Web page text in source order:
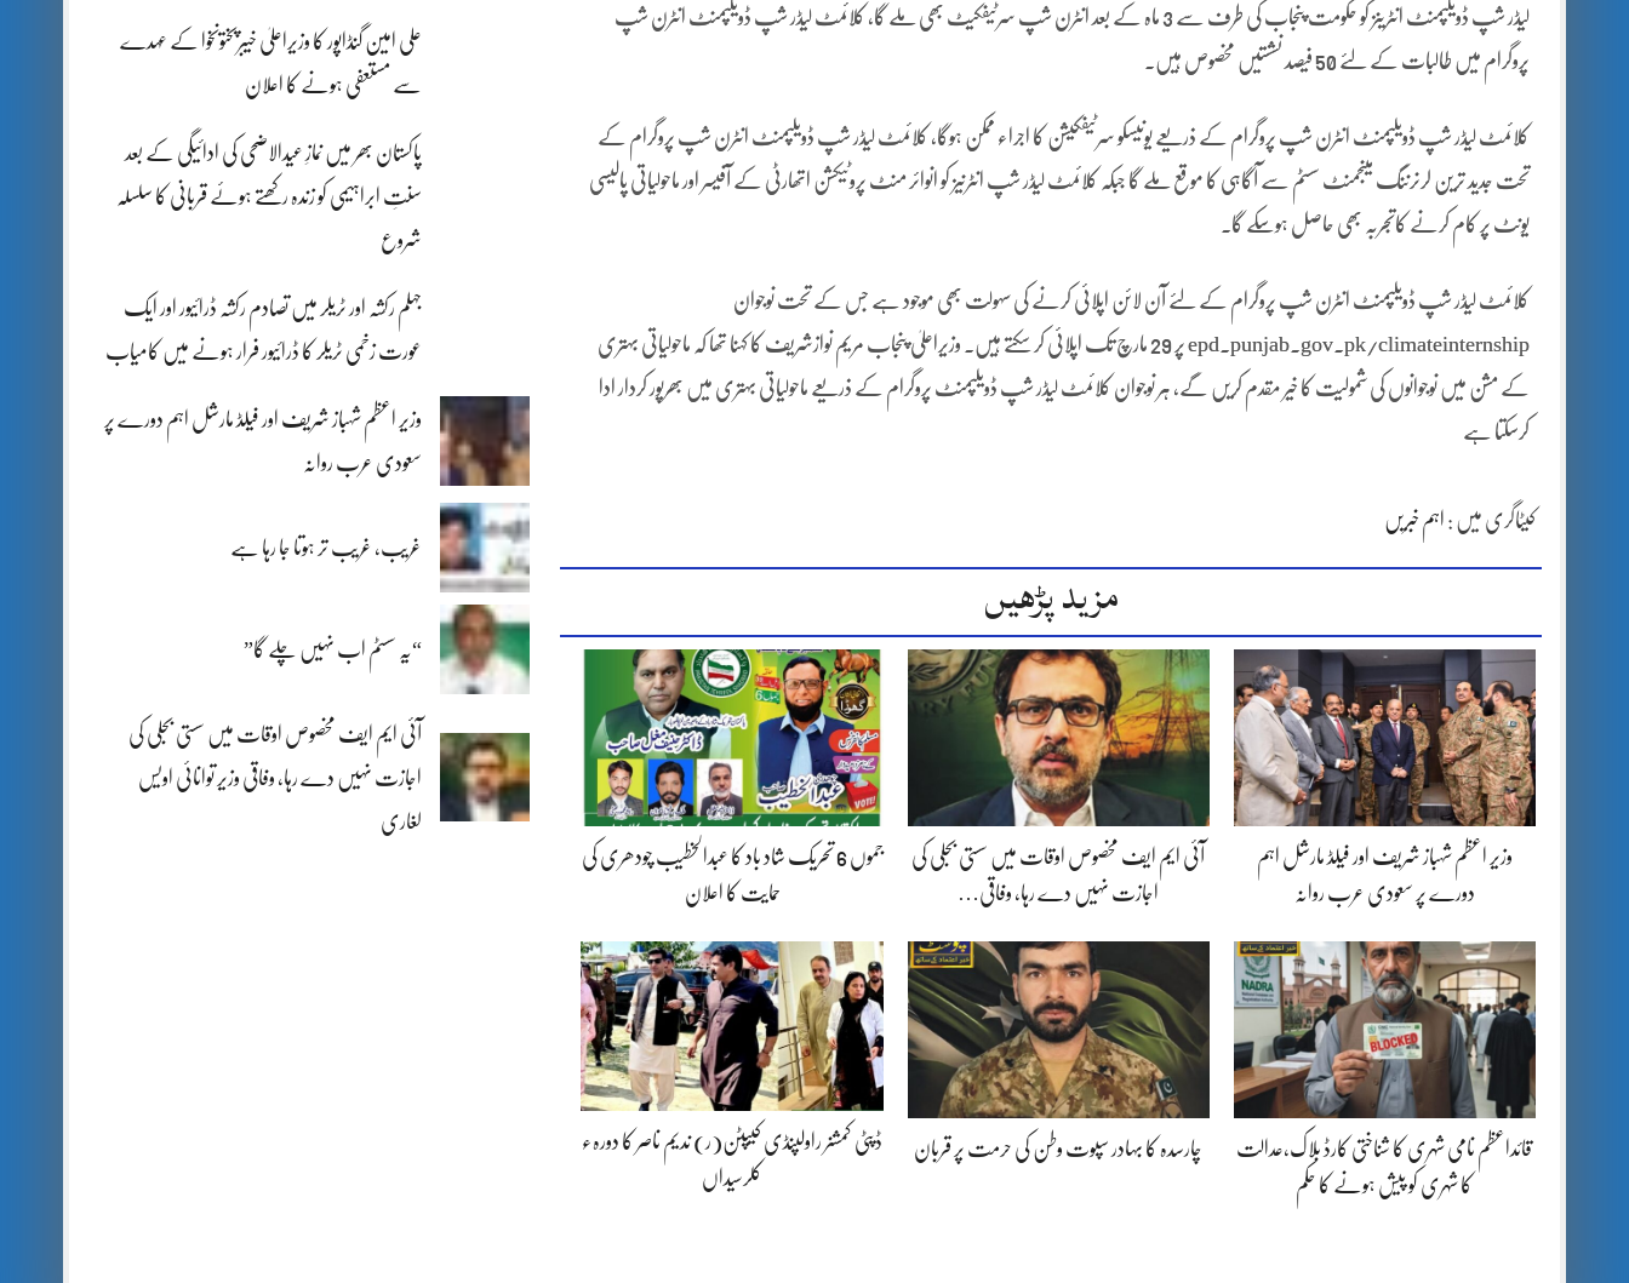
علی امین گنڈاپور کا وزیراعلیٰ خیبرپختونخوا کے عہدے
سے مستعفی ہونے کا اعلان
پاکستان بھر میں نمازِ عیدالاضحی کی ادائیگی کے بعد
سنتِ ابراہیمی کو زندہ رکھتے ہوئے قربانی کا سلسلہ
شروع
جہلم رکشہ اور ٹریلر میں تصادم رکشہ ڈرائیور اور ایک
عورت زخمی ٹریلر کا ڈرائیور فرار ہونے میں کامیاب
وزیر اعظم شہباز شریف اور فیلڈ مارشل اہم دورے پر
سعودی عرب روانہ
غریب، غریب تر ہوتا جا رہا ہے
“یہ سسٹم اب نہیں چلے گا”
آئی ایم ایف مخصوص اوقات میں سستی بجلی کی
اجازت نہیں دے رہا، وفاقی وزیر توانائی اویس
لغاری
لیڈر شپ ڈویلپمنٹ انٹرینز کو حکومت پنجاب کی طرف سے 3 ماہ کے بعد انٹرن شپ سرٹیفکیٹ بھی ملے گا، کلائمٹ لیڈر شپ ڈویلپمنٹ انٹرن شپ
پروگرام میں طالبات کے لئے 50 فیصد نشستیں مخصوص ہیں۔
کلائمٹ لیڈر شپ ڈویلپمنٹ انٹرن شپ پروگرام کے ذریعے یونیسکو سرٹیفکیشن کا اجراء ممکن ہوگا، کلائمٹ لیڈر شپ ڈویلپمنٹ انٹرن شپ پروگرام کے
تحت جدید ترین لرنرننگ مینجمنٹ سسٹم سے آگاہی کا موقع ملے گا جبکہ کلائمٹ لیڈر شپ انٹرنیز کو انوائر منٹ پروٹیکشن اتھارٹی کے آفیسر اور ماحولیاتی پالیسی
یونٹ پر کام کرنے کاتجربہ بھی حاصل ہوسکے گا۔
کلائمٹ لیڈر شپ ڈویلپمنٹ انٹرن شپ پروگرام کے لئے آن لائن اپلائی کرنے کی سہولت بھی موجود ہے جس کے تحت نوجوان
epd.punjab.gov.pk/climateinternship پر 29 مارچ تک اپلائی کر سکتے ہیں۔ وزیراعلیٰ پنجاب مریم نوازشریف کا کہنا تھا کہ ماحولیاتی بہتری
کے مشن میں نوجوانوں کی شمولیت کا خیر مقدم کریں گے، ہر نوجوان کلائمٹ لیڈر شپ ڈویلپمنٹ پروگرام کے ذریعے ماحولیاتی بہتری میں بھرپور کردار ادا
کرسکتا ہے
کیٹاگری میں : اہم خبریں
مزید پڑھیں
وزیر اعظم شہباز شریف اور فیلڈ مارشل اہم
دورے پر سعودی عرب روانہ
آئی ایم ایف مخصوص اوقات میں سستی بجلی کی
اجازت نہیں دے رہا، وفاقی…
جموں 6 تحریک شاد باد کا عبدالخطیب چودھری کی
حمایت کا اعلان
قائداعظم نامی شہری کا شناختی کارڈ بلاک،عدالت
کا شہری کو پیش ہونے کا حکم
چارسدہ کا بہادر سپوت وطن کی حرمت پر قربان
ڈپٹی کمشنر راولپنڈی کیپٹن(ر) ندیم ناصر کا دورہء
کلرسیداں